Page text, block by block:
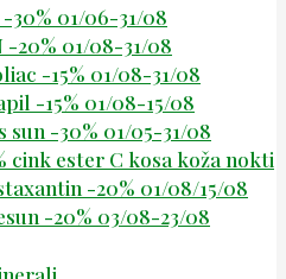
30% 01/06-31/08
-20% 01/08-31/08
-15% 01/08-31/08
-15% 01/08-15/08
sun -30% 01/05-31/08
cink ester C kosa koža nokti
-20% 01/08/15/08
-20% 03/08-23/08